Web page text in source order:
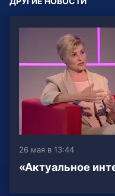
26 мая в 13:44
«Актуальное